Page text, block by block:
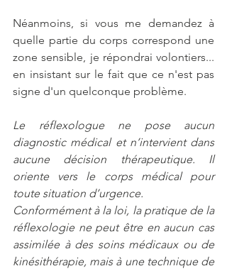
Néanmoins, si vous me demandez à
quelle partie du corps correspond une
zone sensible, je répondrai volontiers...
en insistant sur le fait que ce n'est pas
signe d'un quelconque problème.
Le réflexologue ne pose aucun
diagnostic médical et n’intervient dans
aucune décision thérapeutique. Il
oriente vers le corps médical pour
toute situation d’urgence.
Conformément à la loi, la pratique de la
réflexologie ne peut être en aucun cas
assimilée à des soins médicaux ou de
kinésithérapie, mais à une technique de